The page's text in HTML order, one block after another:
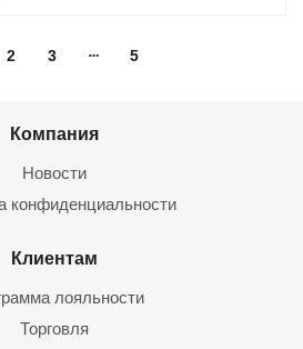
2 3 5
Компания
Новости
конфиденциальности
Клиентам
лояльности
Торговля